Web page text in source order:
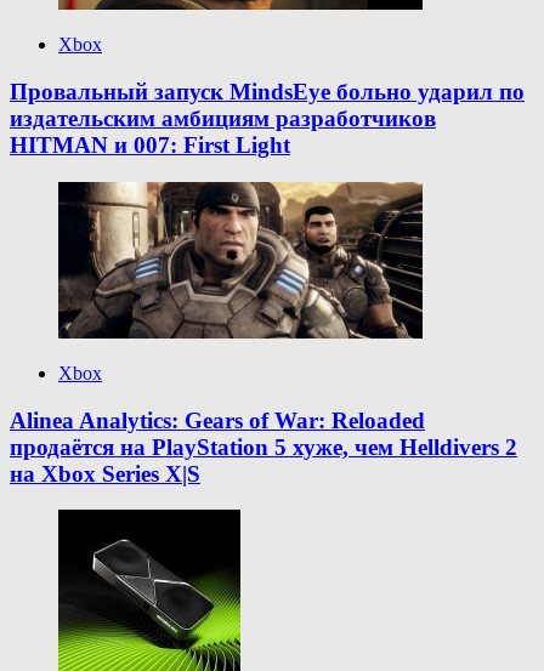
Xbox
Провальный запуск MindsEye больно ударил по
издательским амбициям разработчиков
HITMAN и 007: First Light
Xbox
Alinea Analytics: Gears of War: Reloaded
продаётся на PlayStation 5 хуже, чем Helldivers 2
на Xbox Series X|S